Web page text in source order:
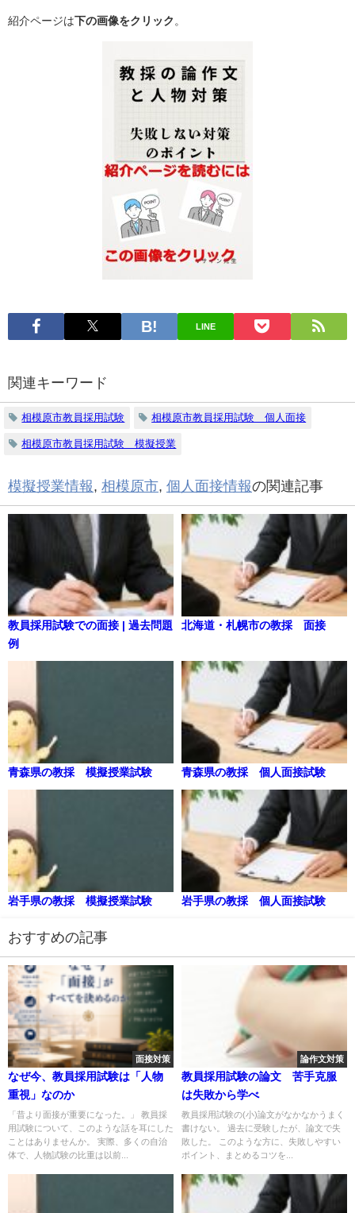
紹介ページは下の画像をクリック 。
LINE
関連キーワード
相模原市教員採用試験 相模原市教員採用試験 個人面接
相模原市教員採用試験 模擬授業
模擬授業情報, 相模原市, 個人面接情報の関連記事
教員採用試験での面接 | 過去問題
例
北海道・札幌市の教採 面接
青森県の教採 模擬授業試験 青森県の教採 個人面接試験
岩手県の教採 模擬授業試験 岩手県の教採 個人面接試験
おすすめの記事
面接対策
なぜ今、教員採用試験は「人物
重視」なのか
「昔より面接が重要になった。」 教員採
用試験について、このような話を耳にした
ことはありませんか。 実際、多くの自治
体で、人物試験の比重は以前...
論作文対策
教員採用試験の論文 苦手克服
は失敗から学べ
教員採用試験の(小)論文がなかなかうまく
書けない。 過去に受験したが、論文で失
敗した。 このような方に、失敗しやすい
ポイント、まとめるコツを...